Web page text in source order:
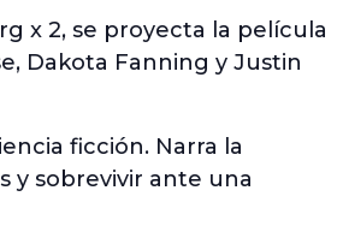
x 2, se proyecta la película
Dakota Fanning y Justin
ficción. Narra la
y sobrevivir ante una